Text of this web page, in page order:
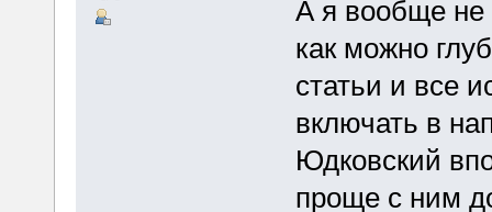
А я вообще не
как можно
статьи и все
включать в
Юдковский
проще с ним